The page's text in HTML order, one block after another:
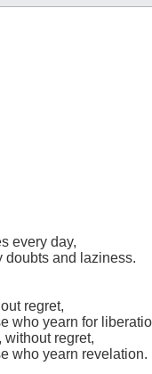
every day,
doubts and laziness.
regret,
who yearn for
without regret,
who yearn revelation.